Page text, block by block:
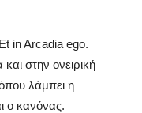
in Arcadia ego.
στην ονειρική
λάμπει η
ο κανόνας.